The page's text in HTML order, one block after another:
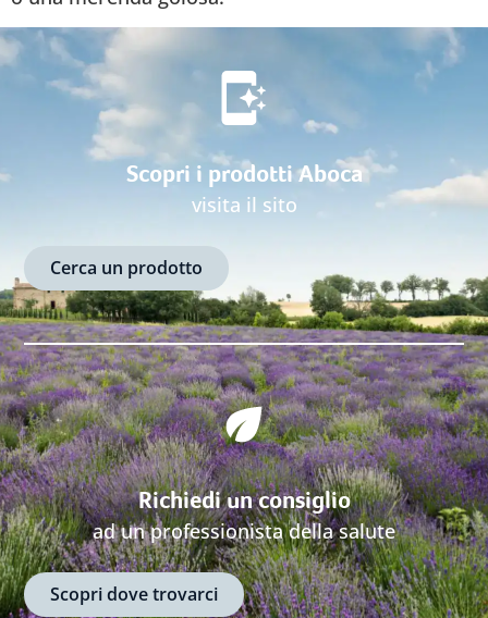
Scopri i prodotti Aboca
visita il sito
Cerca un prodotto
Richiedi un consiglio
ad un professionista della salute
Scopri dove trovarci